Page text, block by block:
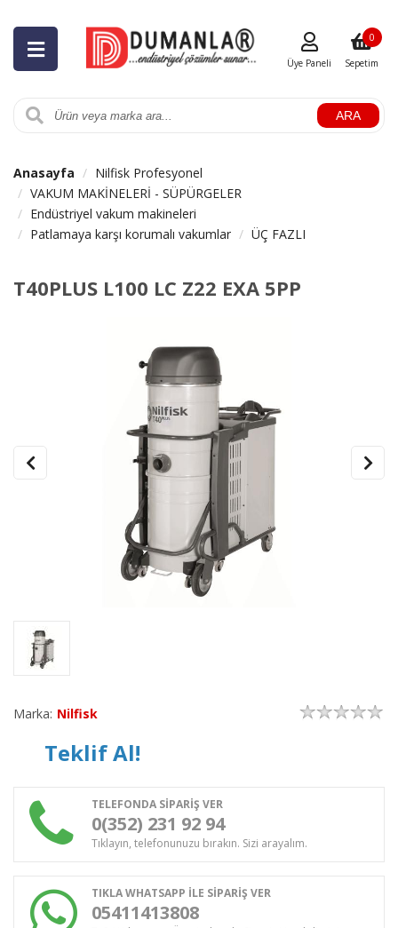
ARA
Üye Paneli Sepetim
0
Anasayfa
Nilfisk Profesyonel
VAKUM MAKİNELERİ - SÜPÜRGELER
Endüstriyel vakum makineleri
Patlamaya karşı korumalı vakumlar
ÜÇ FAZLI
T40PLUS L100 LC Z22 EXA 5PP
Marka: Nilfisk
Teklif Al!
TELEFONDA SİPARİŞ VER
0(352) 231 92 94
Tıklayın, telefonunuzu bırakın. Sizi arayalım.
TIKLA WHATSAPP İLE SİPARİŞ VER
05411413808